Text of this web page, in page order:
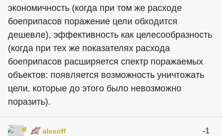
экономичность (когда при том же расходе
боеприпасов поражение цели обходится
дешевле), эффективность как целесообразность
(когда при тех же показателях расхода
боеприпасов расширяется спектр поражаемых
объектов: появляется возможность уничтожать
цели, которые до этого было невозможно
поразить).
alexoff -1